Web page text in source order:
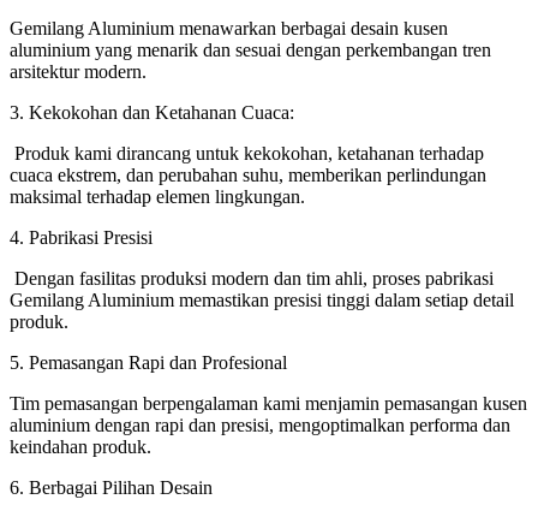
Gemilang Aluminium menawarkan berbagai desain kusen
aluminium yang menarik dan sesuai dengan perkembangan tren
arsitektur modern.
3. Kekokohan dan Ketahanan Cuaca:
Produk kami dirancang untuk kekokohan, ketahanan terhadap
cuaca ekstrem, dan perubahan suhu, memberikan perlindungan
maksimal terhadap elemen lingkungan.
4. Pabrikasi Presisi
Dengan fasilitas produksi modern dan tim ahli, proses pabrikasi
Gemilang Aluminium memastikan presisi tinggi dalam setiap detail
produk.
5. Pemasangan Rapi dan Profesional
Tim pemasangan berpengalaman kami menjamin pemasangan kusen
aluminium dengan rapi dan presisi, mengoptimalkan performa dan
keindahan produk.
6. Berbagai Pilihan Desain